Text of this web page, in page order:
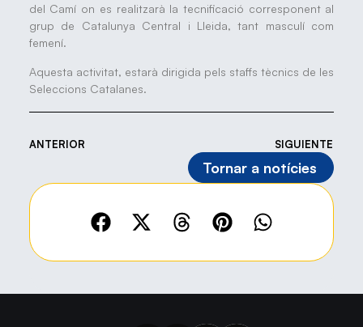
del Camí on es realitzarà la tecnificació corresponent al
grup de Catalunya Central i Lleida, tant masculí com
femení.
Aquesta activitat, estarà dirigida pels staffs tècnics de les
Seleccions Catalanes.
ANTERIOR SIGUIENTE
Tornar a notícies